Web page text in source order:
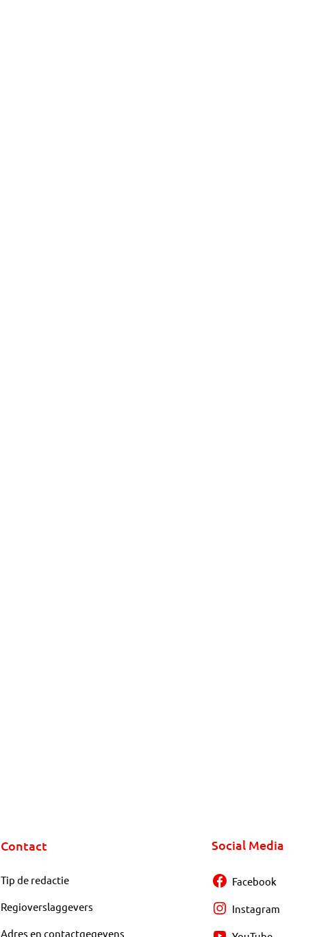
Contact
Tip de redactie
Regioverslaggevers
Adres en contactgegevens
Social Media
Facebook
Instagram